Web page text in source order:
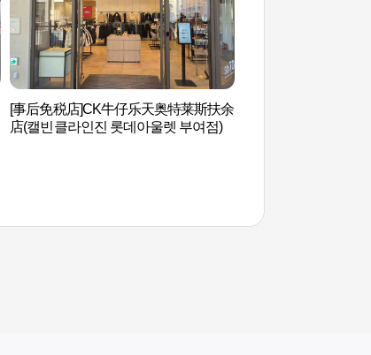
[事后免税店]CK牛仔乐天奥特莱斯扶余
店(캘빈클라인진 롯데아울렛 부여점)